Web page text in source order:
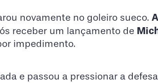
novamente no goleiro sueco.
receber um lançamento de
impedimento.
e passou a pressionar a